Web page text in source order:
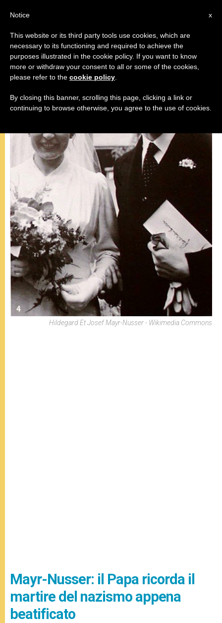
DOCUMENTI
Hildegard Et Josef Mayr-Nusser - Wikimedia Commons
Mayr-Nusser: il Papa ricorda il
martire del nazismo appena
beatificato
x
Notice
This website or its third party tools use cookies, which are
necessary to its functioning and required to achieve the
purposes illustrated in the cookie policy. If you want to know
more or withdraw your consent to all or some of the cookies,
please refer to the cookie policy
By closing this banner, scrolling this page, clicking a link or
continuing to browse otherwise, you agree to the use of cookies.